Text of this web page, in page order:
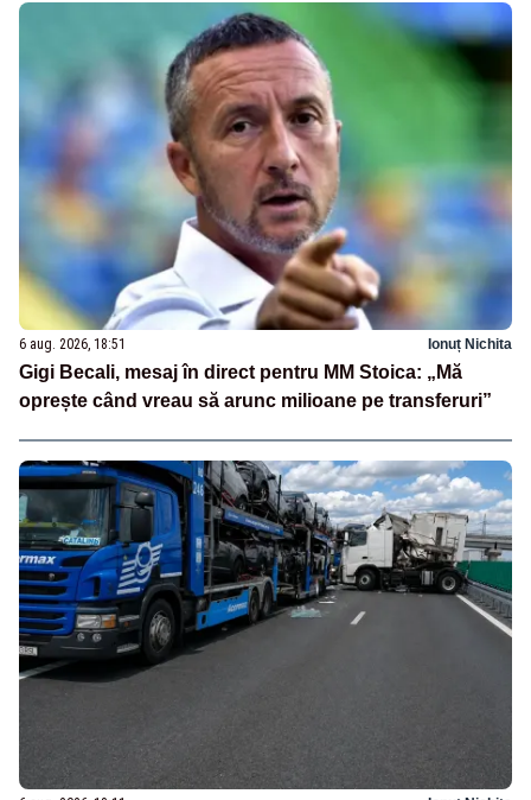
6 aug. 2026, 18:51 Ionuț Nichita
Gigi Becali, mesaj în direct pentru MM Stoica: „Mă
oprește când vreau să arunc milioane pe transferuri”